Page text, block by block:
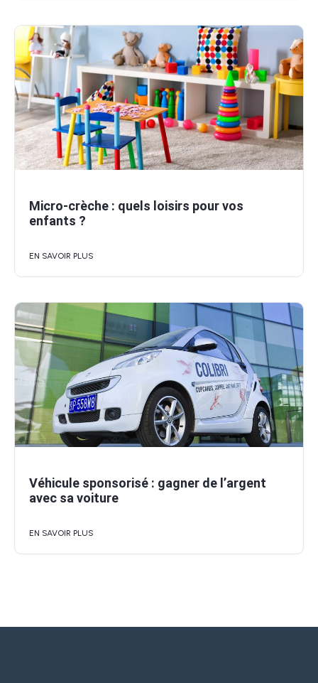
Micro-crèche : quels loisirs pour vos
enfants ?
EN SAVOIR PLUS
Véhicule sponsorisé : gagner de l’argent
avec sa voiture
EN SAVOIR PLUS